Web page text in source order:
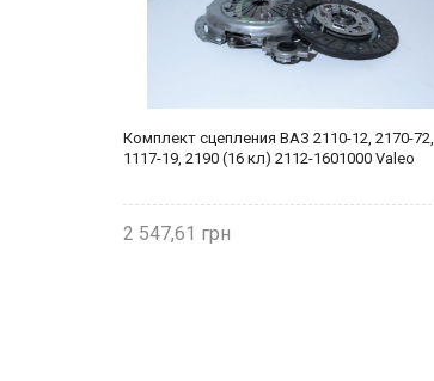
Комплект сцепления ВАЗ 2110-12, 2170-72,
1117-19, 2190 (16 кл) 2112-1601000 Valeo
2 547,61